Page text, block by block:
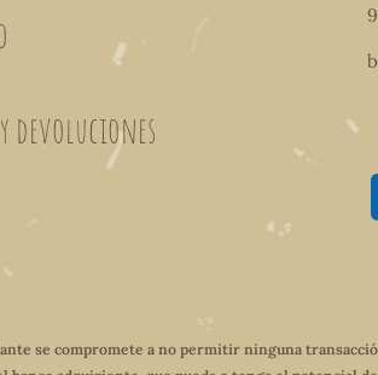
devoluciones
se compromete a no permitir ninguna